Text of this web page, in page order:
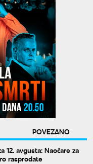
POVEZANO
12. avgusta: Naočare za
rasprodate